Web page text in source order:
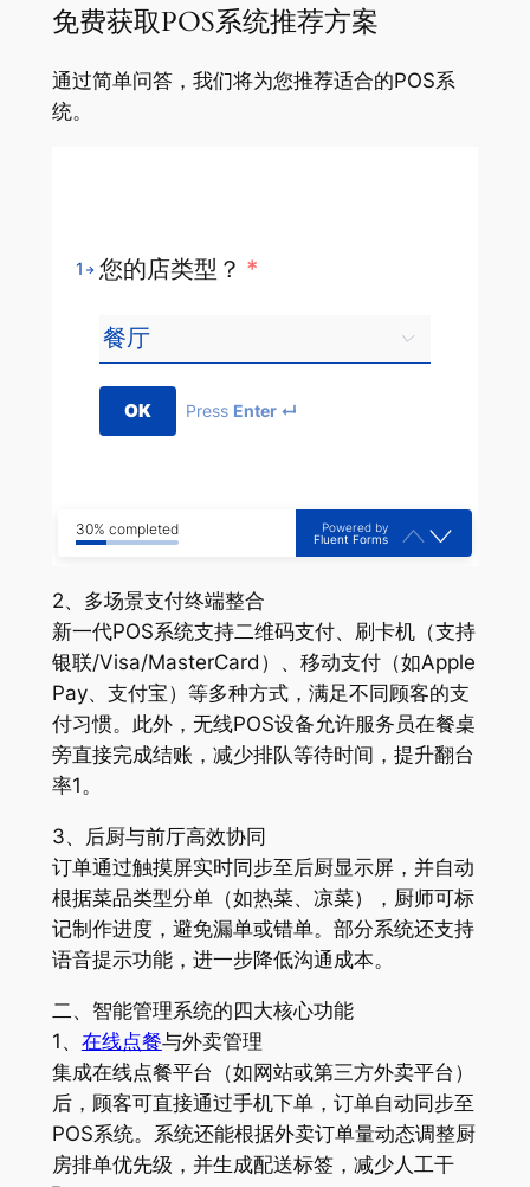
免费获取POS系统推荐方案
通过简单问答，我们将为您推荐适合的POS系
统。
1 您的店类型？ *
OK Press Enter ↵
30% completed
Powered by
Fluent Forms
2、多场景支付终端整合
新一代POS系统支持二维码支付、刷卡机（支持
银联/Visa/MasterCard）、移动支付（如Apple
Pay、支付宝）等多种方式，满足不同顾客的支
付习惯。此外，无线POS设备允许服务员在餐桌
旁直接完成结账，减少排队等待时间，提升翻台
率1。
3、后厨与前厅高效协同
订单通过触摸屏实时同步至后厨显示屏，并自动
根据菜品类型分单（如热菜、凉菜），厨师可标
记制作进度，避免漏单或错单。部分系统还支持
语音提示功能，进一步降低沟通成本。
二、智能管理系统的四大核心功能
1、 在线点餐与外卖管理
集成在线点餐平台（如网站或第三方外卖平台）
后，顾客可直接通过手机下单，订单自动同步至
POS系统。系统还能根据外卖订单量动态调整厨
房排单优先级，并生成配送标签，减少人工干